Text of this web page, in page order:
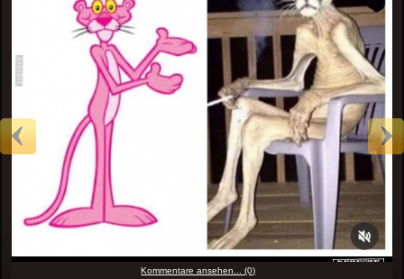
Kommentare ansehen... (0)